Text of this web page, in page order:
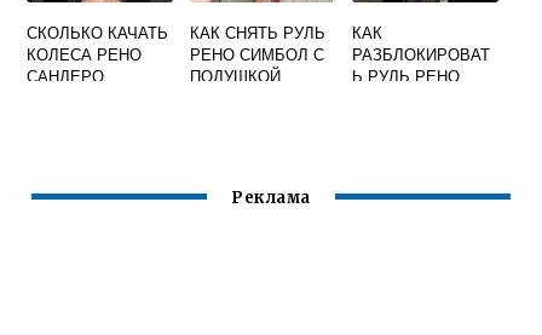
СКОЛЬКО КАЧАТЬ
КОЛЕСА РЕНО
САНДЕРО
КАК СНЯТЬ РУЛЬ
РЕНО СИМБОЛ С
ПОДУШКОЙ
КАК
РАЗБЛОКИРОВАТ
Ь РУЛЬ РЕНО
Реклама